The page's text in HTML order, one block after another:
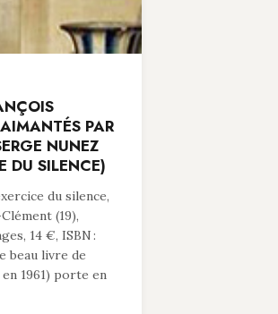
PAR
NUNEZ
DU SILENCE)
du silence,
(19),
14 €, ISBN :
beau livre de
1961) porte en